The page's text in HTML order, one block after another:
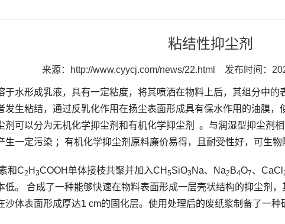
粘结性抑尘剂
来源： http://www.cyycj.com/news/22.html 发布时间：
于水形成乳液，具有一定粘度，将其喷洒在物料上后，其组分中
发生粘结，通过反乳化作用在扬尘表面形成具有保水作用的油膜
剂可以分为无机化学抑尘剂和有机化学抑尘剂 。与润湿型抑尘剂
生一定污染 ；有机化学抑尘剂原料廉价易得，且耐受性好，可生
和C2 H 3COOH单体接枝共聚并加入CH 5SiO3 Na、Na2 B4O7、CaCl
低。 合成了一种能够快速在物料表面形成一层壳状结构的抑尘剂
沙体表面形成厚达1 cm的固化层。使用处理后的废纸浆制备了一种